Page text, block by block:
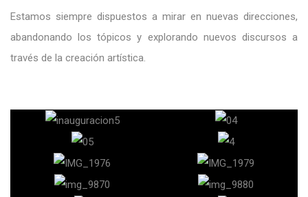
Estamos siempre dispuestos a mirar en nuevas direcciones,
abandonando los tópicos y explorando nuevos discursos a
través de la creación artística.